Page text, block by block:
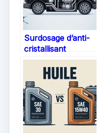
Surdosage d’anti-
cristallisant
AdBlue : impacts,
risques et solutions